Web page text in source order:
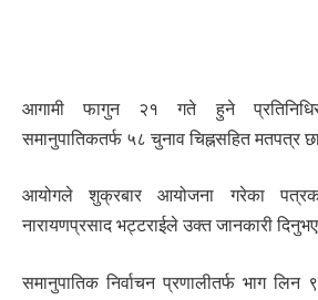
आगामी फागुन २१ गते हुने
समानुपातिकतर्फ ५८ चुनाव चिह्नसहित मतपत्र
आयोगले शुक्रबार आयोजना गरेका
नारायणप्रसाद भट्टराईले उक्त जानकारी
समानुपातिक निर्वाचन प्रणालीतर्फ भाग